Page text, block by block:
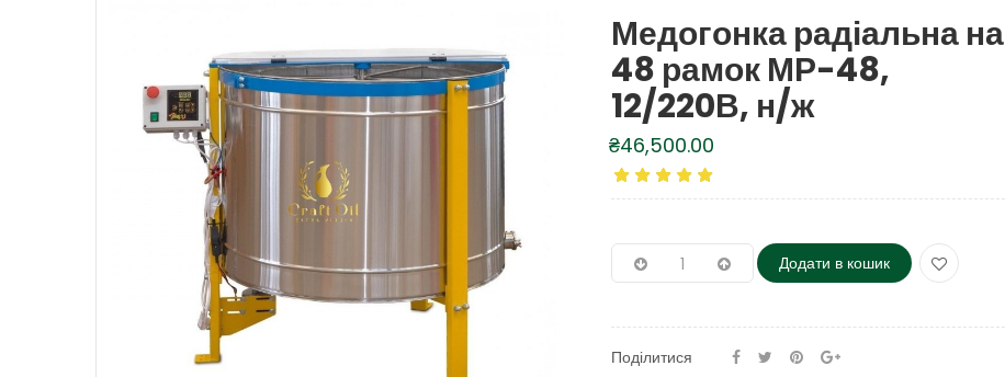
Медогонка радіальна на
48 рамок МР-48,
12/220В, н/ж
₴46,500.00
Додати в кошик
Поділитися